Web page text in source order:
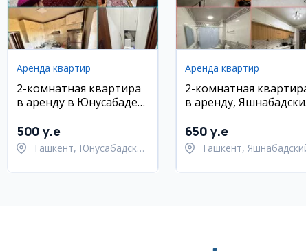
Аренда квартир
2-комнатная квартира
в аренду в Юнусабаде
500 y.e
Ташкент, Юнусабадский
Аренда квартир
2-комнатная
в аренду,
650 y.e
Ташкент,